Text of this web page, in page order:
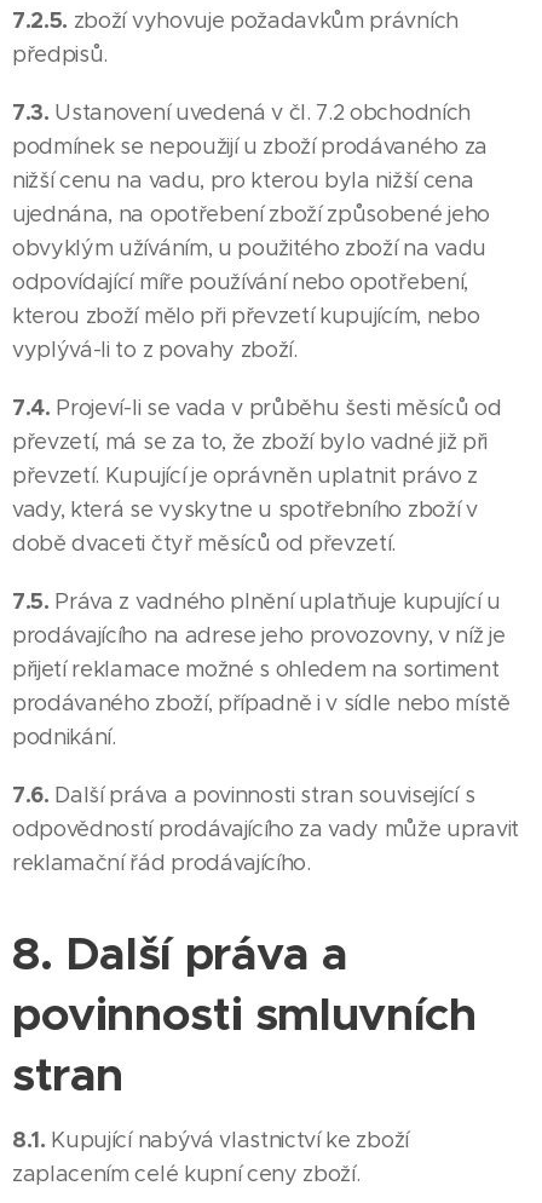
7.2.5. zboží vyhovuje požadavkům právních
předpisů.
7.3. Ustanovení uvedená v čl. 7.2 obchodních
podmínek se nepoužijí u zboží prodávaného za
nižší cenu na vadu, pro kterou byla nižší cena
ujednána, na opotřebení zboží způsobené jeho
obvyklým užíváním, u použitého zboží na vadu
odpovídající míře používání nebo opotřebení,
kterou zboží mělo při převzetí kupujícím, nebo
vyplývá-li to z povahy zboží.
7.4. Projeví-li se vada v průběhu šesti měsíců od
převzetí, má se za to, že zboží bylo vadné již při
převzetí. Kupující je oprávněn uplatnit právo z
vady, která se vyskytne u spotřebního zboží v
době dvaceti čtyř měsíců od převzetí.
7.5. Práva z vadného plnění uplatňuje kupující u
prodávajícího na adrese jeho provozovny, v níž je
přijetí reklamace možné s ohledem na sortiment
prodávaného zboží, případně i v sídle nebo místě
podnikání.
7.6. Další práva a povinnosti stran související s
odpovědností prodávajícího za vady může upravit
reklamační řád prodávajícího.
8. Další práva a
povinnosti smluvních
stran
8.1. Kupující nabývá vlastnictví ke zboží
zaplacením celé kupní ceny zboží.